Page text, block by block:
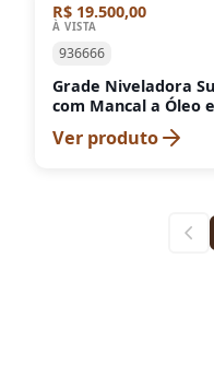
R$ 19.500,00
À VISTA
936666
Grade Niveladora
com Mancal a Óleo
Ver produto